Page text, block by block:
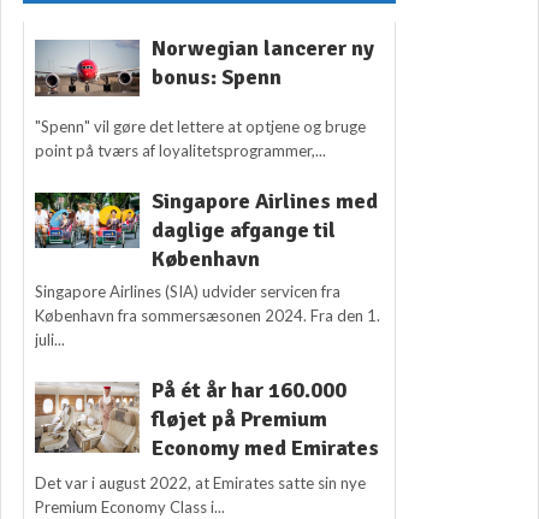
Norwegian lancerer ny
bonus: Spenn
"Spenn" vil gøre det lettere at optjene og bruge
point på tværs af loyalitetsprogrammer,...
Singapore Airlines med
daglige afgange til
København
Singapore Airlines (SIA) udvider servicen fra
København fra sommersæsonen 2024. Fra den 1.
juli...
På ét år har 160.000
fløjet på Premium
Economy med Emirates
Det var i august 2022, at Emirates satte sin nye
Premium Economy Class i...